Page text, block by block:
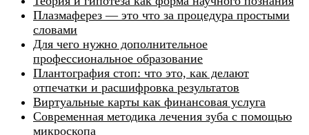
Плазмаферез — это что за процедура простыми
словами
Для чего нужно дополнительное
профессиональное образование
Плантография стоп: что это, как делают
отпечатки и расшифровка результатов
Виртуальные карты как финансовая услуга
Современная методика лечения зуба с помощью
микроскопа